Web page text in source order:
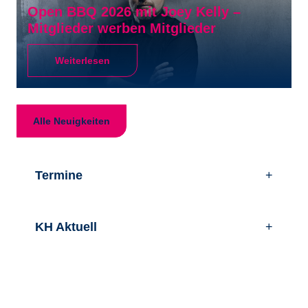
Open BBQ 2026 mit Joey Kelly –
Mitglieder werben Mitglieder
Weiterlesen
Alle Neuigkeiten
Termine +
Erste-Hilfe-Kurse
KH Aktuell +